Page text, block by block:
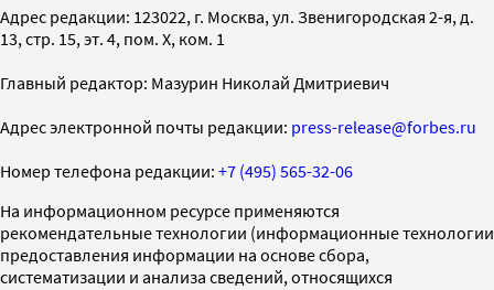
Адрес редакции: 123022, г. Москва, ул. Звенигородская 2-я, д.
13, стр. 15, эт. 4, пом. X, ком. 1
Главный редактор: Мазурин Николай Дмитриевич
Адрес электронной почты редакции: press-release@forbes.ru
Номер телефона редакции: +7 (495) 565-32-06
На информационном ресурсе применяются
рекомендательные технологии (информационные технологии
предоставления информации на основе сбора,
систематизации и анализа сведений, относящихся